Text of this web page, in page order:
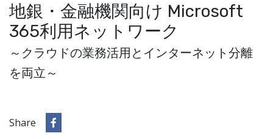
地銀・金融機関向け Microsoft
365利用ネットワーク
～クラウドの業務活用とインターネット分離
を両立～
Share